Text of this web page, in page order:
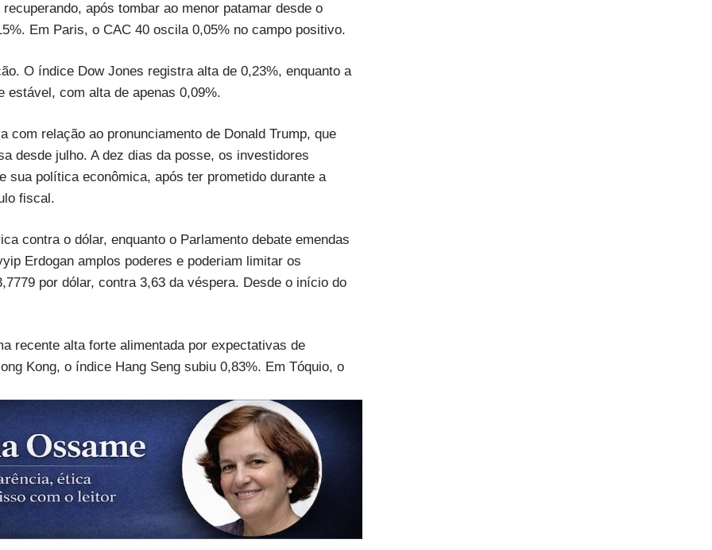
após tombar ao menor patamar desde o
Em Paris, o CAC 40 oscila 0,05% no campo positivo.
O índice Dow Jones registra alta de 0,23%, enquanto a
estável, com alta de apenas 0,09%.
relação ao pronunciamento de Donald Trump, que
desde julho. A dez dias da posse, os investidores
sua política econômica, após ter prometido durante a
fiscal.
contra o dólar, enquanto o Parlamento debate emendas
Erdogan amplos poderes e poderiam limitar os
por dólar, contra 3,63 da véspera. Desde o início do
recente alta forte alimentada por expectativas de
Kong, o índice Hang Seng subiu 0,83%. Em Tóquio, o